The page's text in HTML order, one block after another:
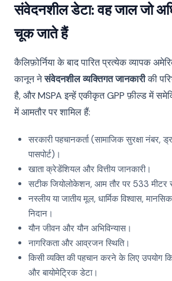
संवेदनशील डेटा: वह जाल जो
चूक जाते हैं
कैलिफ़ोर्निया के बाद पारित प्रत्येक व्यापक
कानून नेसंवेदनशील व्यक्तिगत जानकारीकी
है, और MSPA इन्हें एकीकृत GPP फ़ील्ड में
में आमतौर पर शामिल हैं:
सरकारी पहचानकर्ता (सामाजिक सुरक्षा नंबर,
पासपोर्ट)।
खाता क्रेडेंशियल और वित्तीय जानकारी।
सटीक जियोलोकेशन, आम तौर पर 533
नस्लीय या जातीय मूल, धार्मिक विश्वास,
निदान।
यौन जीवन और यौन अभिविन्यास।
नागरिकता और आव्रजन स्थिति।
किसी व्यक्ति की पहचान करने के लिए उपयोग
और बायोमेट्रिक डेटा।